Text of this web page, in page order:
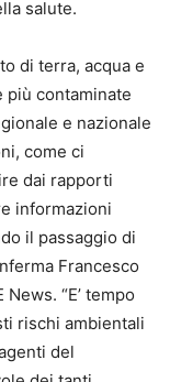
salute.
di terra, acqua e
più contaminate
e nazionale
come ci
dai rapporti
informazioni
il passaggio di
Francesco
“E’ tempo
rischi ambientali
del